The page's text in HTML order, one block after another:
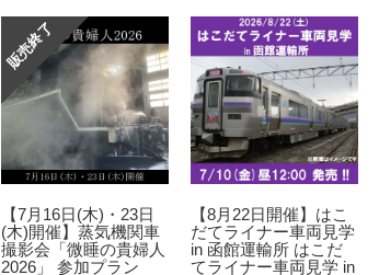
【7月16日(木)・23日
(木)開催】蒸気機関車
撮影会「微睡の貴婦人
2026」 参加プラン
【8月22日開催】はこ
だてライナー車両見学
in 函館運輸所 はこだ
てライナー車両見学 in